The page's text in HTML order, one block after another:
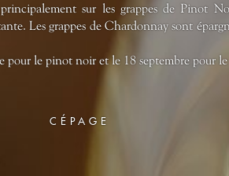
sur les grappes de Pinot
Les grappes de Chardonnay sont
pour le pinot noir et le 18 septembre pour
CÉPAGE